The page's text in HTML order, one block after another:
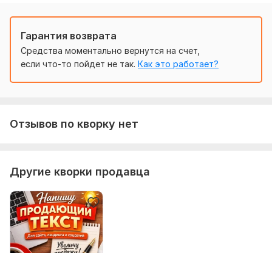
должны быть стилистически грамотными
Тематика: Авто и мото,Интернет и технологии,
Медицина и здоровье,Отдых и развлечения,Спорт
Объем услуги в кворке: 6 000 знаков
Гарантия возврата
Средства моментально вернутся на счет,
если что-то пойдет не так. Как это работает?
Отзывов по кворку нет
Другие кворки продавца